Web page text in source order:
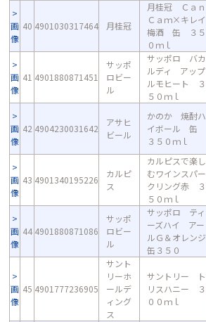
画
像
40 4901030317464 月桂冠
月桂冠 Ｃａｎ
Ｃａｍ×キレイ
梅酒 缶 ３５
０ｍｌ
画
像
41 4901880871451
サッポ
ロビー
ル
サッポロ バカ
ルディ アップ
ルモヒート ３
５０ｍｌ
画
像
42 4904230031642
アサヒ
ビール
かのか 焼酎ハ
イボール 缶
３５０ｍｌ
画
像
43 4901340195226
カルピ
ス
カルピスで楽し
むワインスパー
クリング赤 ３
５０ｍｌ
画
像
44 4901880871086
サッポ
ロビー
ル
サッポロ ティ
ーズハイ アー
ルＧ＆オレンジ
缶３５０
画
像
45 4901777236905
サント
リーホ
ールデ
ィング
ス
サントリー ト
リスハニー ３
００ｍｌ